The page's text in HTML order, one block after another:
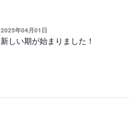
2025年04月01日
新しい期が始まりました！